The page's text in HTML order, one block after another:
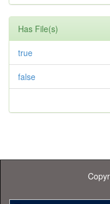
Has File(s)
true
false